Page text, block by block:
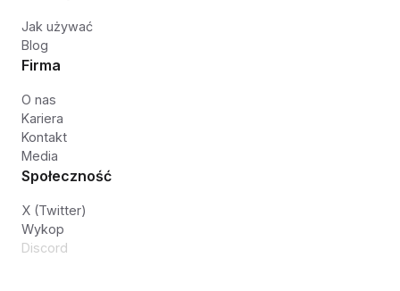
Jak używać
Blog
Firma
O nas
Kariera
Kontakt
Media
Społeczność
X (Twitter)
Wykop
Discord